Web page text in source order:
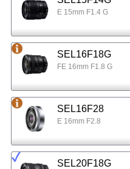
E 15mm F1.4 G
SEL16F18G
FE 16mm F1.8 G
SEL16F28
E 16mm F2.8
SEL20F18G